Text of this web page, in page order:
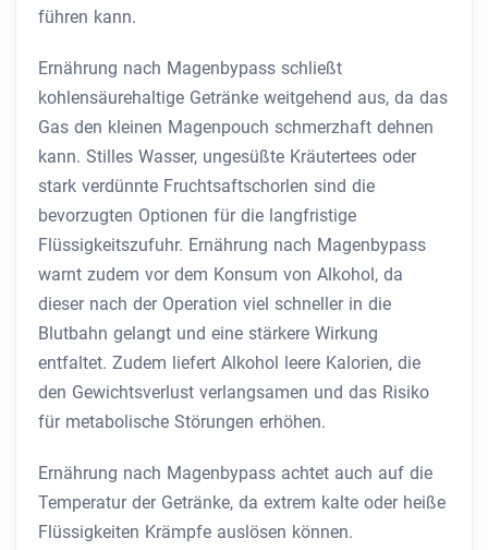
führen kann.
Ernährung nach Magenbypass schließt
kohlensäurehaltige Getränke weitgehend aus, da das
Gas den kleinen Magenpouch schmerzhaft dehnen
kann. Stilles Wasser, ungesüßte Kräutertees oder
stark verdünnte Fruchtsaftschorlen sind die
bevorzugten Optionen für die langfristige
Flüssigkeitszufuhr. Ernährung nach Magenbypass
warnt zudem vor dem Konsum von Alkohol, da
dieser nach der Operation viel schneller in die
Blutbahn gelangt und eine stärkere Wirkung
entfaltet. Zudem liefert Alkohol leere Kalorien, die
den Gewichtsverlust verlangsamen und das Risiko
für metabolische Störungen erhöhen.
Ernährung nach Magenbypass achtet auch auf die
Temperatur der Getränke, da extrem kalte oder heiße
Flüssigkeiten Krämpfe auslösen können.